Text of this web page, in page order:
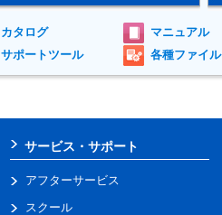
カタログ マニュアル
サポートツール
各種ファイル
サービス・サポート
アフターサービス
スクール